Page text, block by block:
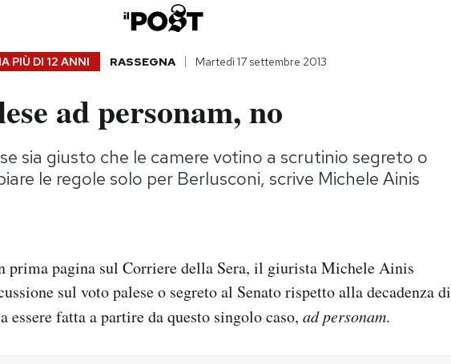
PIÙ DI 12 ANNI RASSEGNA Martedì 17 settembre 2013
ad personam, no
sia giusto che le camere votino a scrutinio segreto o
le regole solo per Berlusconi, scrive Michele Ainis
prima pagina sul Corriere della Sera, il giurista Michele Ainis
sul voto palese o segreto al Senato rispetto alla decadenza di
essere fatta a partire da questo singolo caso, ad personam.